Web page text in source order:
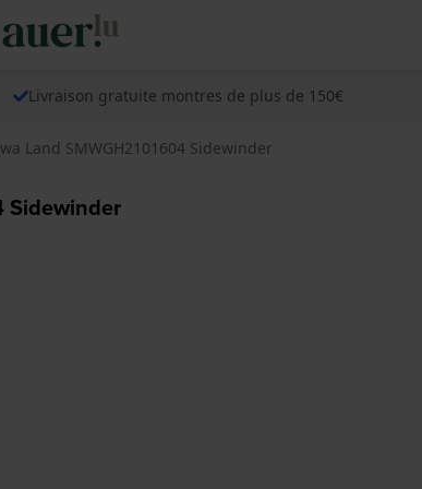
Livraison gratuite montres de plus de 150€
Land SMWGH2101604 Sidewinder
Sidewinder